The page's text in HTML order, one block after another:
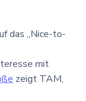
das „Nice-to-
mit
zeigt TAM,